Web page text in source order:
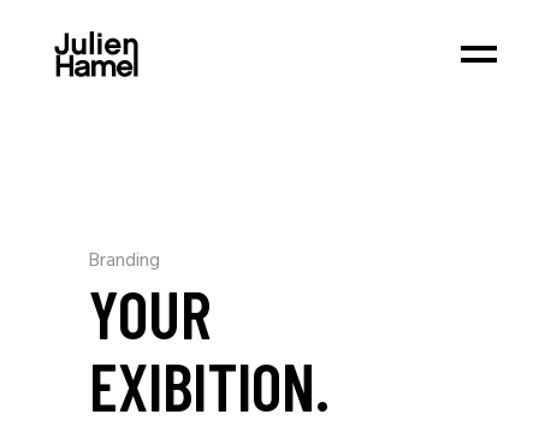
Branding
YOUR
EXIBITION.